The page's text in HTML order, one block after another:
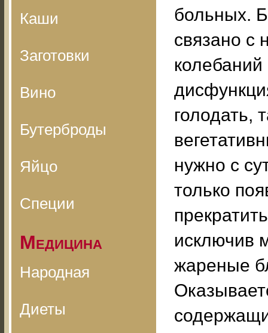
Каши
Заготовки
Вино
Бутерброды
Яйцо
Специи
Медицина
Народная
Диеты
больных.
связано с
колебаний
голодать,
нужно с
только
исключив
жареные